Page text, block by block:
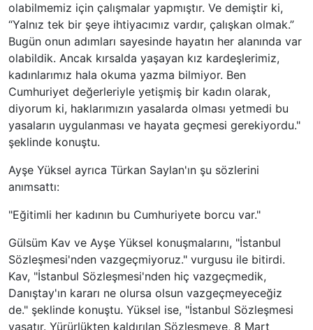
olabilmemiz için çalışmalar yapmıştır. Ve demiştir ki,
“Yalnız tek bir şeye ihtiyacımız vardır, çalışkan olmak.”
Bugün onun adımları sayesinde hayatın her alanında var
olabildik. Ancak kırsalda yaşayan kız kardeşlerimiz,
kadınlarımız hala okuma yazma bilmiyor. Ben
Cumhuriyet değerleriyle yetişmiş bir kadın olarak,
diyorum ki, haklarımızın yasalarda olması yetmedi bu
yasaların uygulanması ve hayata geçmesi gerekiyordu."
şeklinde konuştu.
Ayşe Yüksel ayrıca Türkan Saylan'ın şu sözlerini
anımsattı:
"Eğitimli her kadının bu Cumhuriyete borcu var."
Gülsüm Kav ve Ayşe Yüksel konuşmalarını, "İstanbul
Sözleşmesi'nden vazgeçmiyoruz." vurgusu ile bitirdi.
Kav, "İstanbul Sözleşmesi'nden hiç vazgeçmedik,
Danıştay'ın kararı ne olursa olsun vazgeçmeyeceğiz
de." şeklinde konuştu. Yüksel ise, "İstanbul Sözleşmesi
yaşatır. Yürürlükten kaldırılan Sözleşmeye, 8 Mart